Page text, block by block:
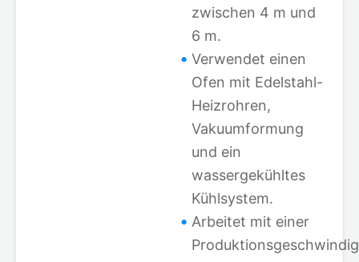
zwischen 4 m und
6 m.
Verwendet einen
Ofen mit Edelstahl-
Heizrohren,
Vakuumformung
und ein
wassergekühltes
Kühlsystem.
Arbeitet mit einer